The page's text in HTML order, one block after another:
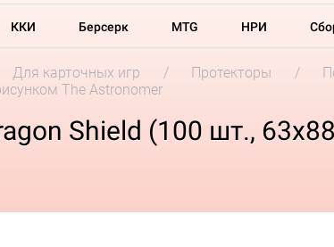
ККИ Берсерк MTG НРИ
Для карточных игр Протекторы
The Astronomer
Shield (100 шт.,